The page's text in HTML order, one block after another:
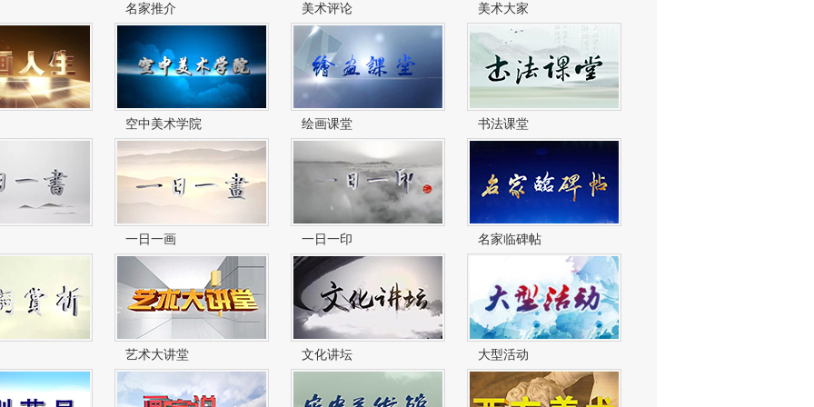
名家推介 美术评论 美术大家
空中美术学院 绘画课堂 书法课堂
一日一画 一日一印 名家临碑帖
艺术大讲堂 文化讲坛 大型活动